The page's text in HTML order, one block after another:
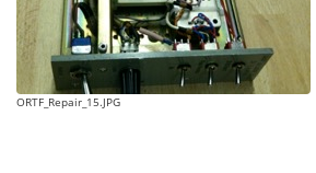
ORTF_Repair_15.JPG